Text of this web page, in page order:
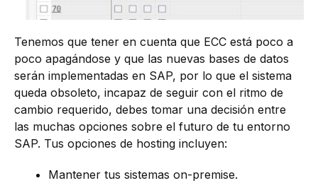
Tenemos que tener en cuenta que ECC está poco a
poco apagándose y que las nuevas bases de datos
serán implementadas en SAP, por lo que el sistema
queda obsoleto, incapaz de seguir con el ritmo de
cambio requerido, debes tomar una decisión entre
las muchas opciones sobre el futuro de tu entorno
SAP. Tus opciones de hosting incluyen:
Mantener tus sistemas on-premise.